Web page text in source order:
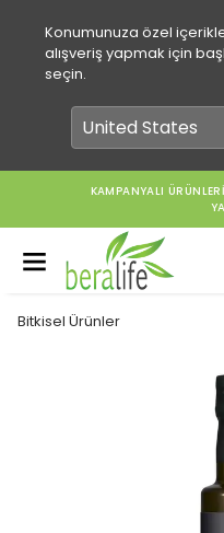
Konumunuza özel
alışveriş yapmak için
seçin.
KAMPANYALI
Bitkisel Ürünler